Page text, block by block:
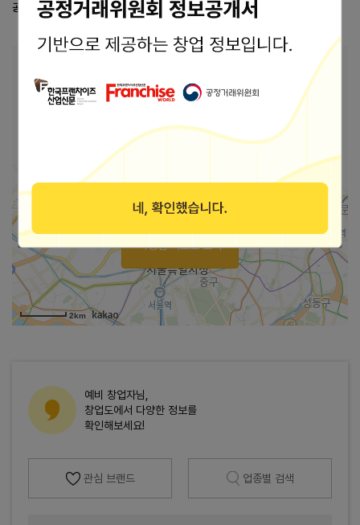
공정거래위원회 등록 정보 공정위 정보공개서 열람
본사상호 (주)하율외식경영
경북 구미시 황상동 인동중앙로3길 29 영무메트
로 303호
2km
가맹점 지도로 보기
예비 창업자님,
창업도에서 다양한 정보를
확인해보세요!
관심 브랜드 업종별 검색